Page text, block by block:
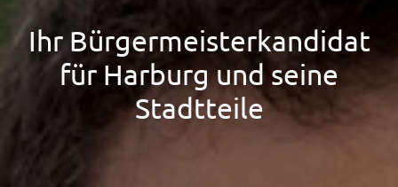
Ihr Bürgermeisterkandidat
für Harburg und seine
Stadtteile